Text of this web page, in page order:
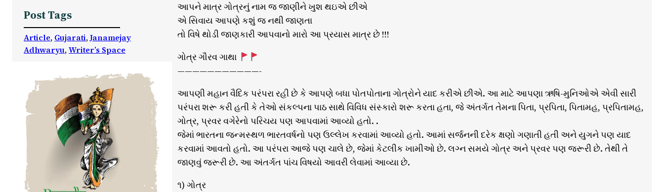
Post Tags
Article, Gujarati, Janamejay
Adhwaryu, Writer’s Space
આપને માત્ર ગોત્રનું નામ જ જાણીને ખુશ થઇએ છીએ
એ સિવાય આપણે કશું જ નથી જાણતા
તો વિષે થોડી જાણકારી આપવાનો મારો આ પ્રયાસ માત્ર છે !!!
ગોત્ર ગૌરવ ગાથા
———————————-
આપણી મહાન વૈદિક પરંપરા રહી છે કે આપણે બધા પોતપોતાના ગોત્રોને યાદ કરીએ છીએ. આ માટે આપણા ઋષિ-મુનિઓએ એવી સારી
પરંપરા શરૂ કરી હતી કે તેઓ સંકલ્પના પાઠ સાથે વિવિધ સંસ્કારો શરૂ કરતા હતા, જે અંતર્ગત તેમના પિતા, પ્રપિતા, પિતામહ, પ્રપિતામહ,
ગોત્ર, પ્રવર વગેરેનો પરિચય પણ આપવામાં આવ્યો હતો. .
જેમાં ભારતના જન્મસ્થળ ભારતવર્ષનો પણ ઉલ્લેખ કરવામાં આવ્યો હતો. આમાં સર્જનની દરેક ક્ષણો ગણાતી હતી અને યુગને પણ યાદ
કરવામાં આવતો હતો. આ પરંપરા આજે પણ ચાલે છે, જેમાં કેટલીક ખામીઓ છે. લગ્ન સમયે ગોત્ર અને પ્રવર પણ જરૂરી છે. તેથી તે
જાણવું જરૂરી છે. આ અંતર્ગત પાંચ વિષયો આવરી લેવામાં આવ્યા છે.
૧) ગોત્ર